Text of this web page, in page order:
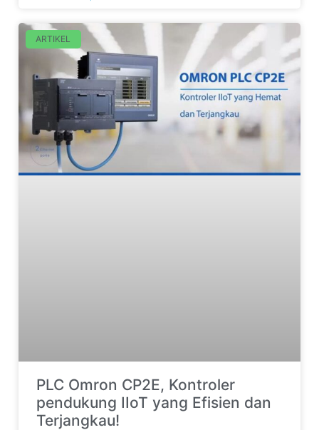
ARTIKEL
PLC Omron CP2E, Kontroler
pendukung IIoT yang Efisien dan
Terjangkau!